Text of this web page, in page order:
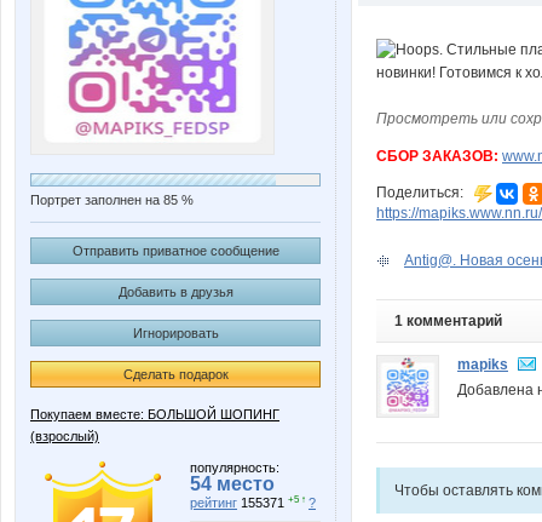
Портрет заполнен на 85 %
Отправить приватное сообщение
Добавить в друзья
Игнорировать
Сделать подарок
Покупаем вместе: БОЛЬШОЙ ШОПИНГ
(взрослый)
популярность:
54 место
рейтинг 155371 +5 ↑ ?
Просмотреть или
СБОР ЗАКАЗОВ:
Поделиться:
https://mapiks.www.nn.ru/
Аntig@. Новая
1 комментарий
mapiks
Добавлена
Чтобы оставлять